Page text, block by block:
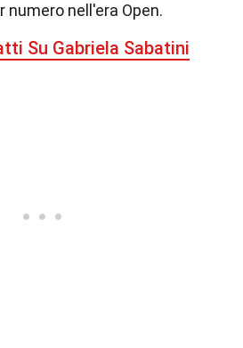
numero nell'era Open.
Su Gabriela Sabatini